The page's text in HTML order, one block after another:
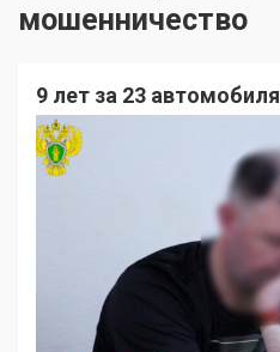
мошенничество
9 лет за 23 автомобиля